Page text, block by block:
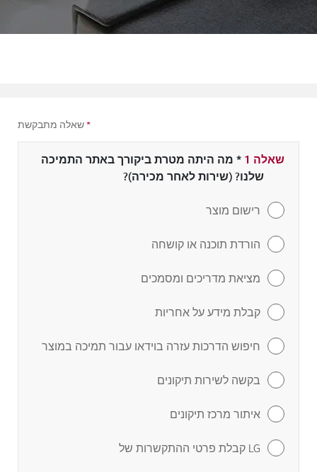
*שאלה מתבקשת
שאלה 1 * שדה חובה
מה היתה מטרת ביקורך באתר התמיכה
שלנו? (שירות לאחר מכירה)?
רישום מוצר
הורדת תוכנה או קושחה
מציאת מדריכים ומסמכים
קבלת מידע על אחריות
חיפוש הדרכות עזרה בוידאו עבור תמיכה במוצר
בקשה לשירות תיקונים
איתור מרכז תיקונים
LG קבלת פרטי ההתקשרות של